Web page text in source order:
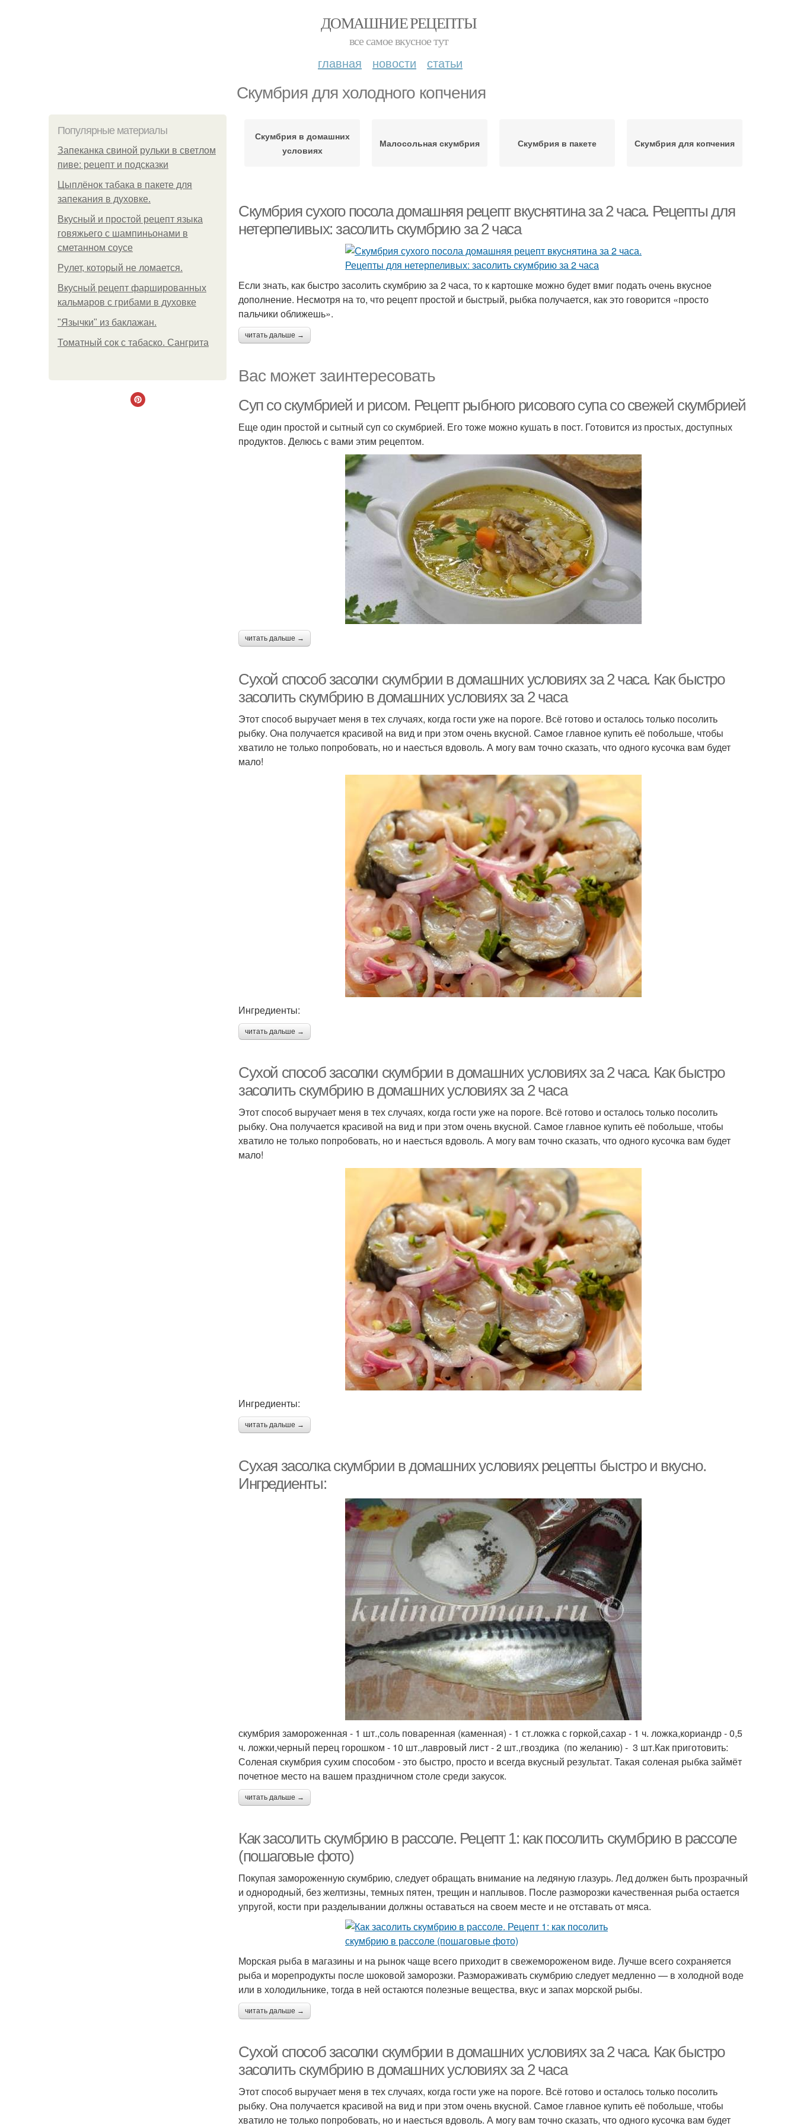
ДОМАШНИЕ РЕЦЕПТЫ
все самое вкусное тут
главная новости статьи
Скумбрия для холодного копчения
Популярные материалы
Запеканка свиной рульки в светлом
пиве: рецепт и подсказки
Цыплёнок табака в пакете для
запекания в духовке.
Вкусный и простой рецепт языка
говяжьего с шампиньонами в
сметанном соусе
Рулет, который не ломается.
Вкусный рецепт фаршированных
кальмаров с грибами в духовке
"Язычки" из баклажан.
Томатный сок с табаско. Сангрита
Скумбрия в домашних
условиях
Малосольная скумбрия Скумбрия в пакете Скумбрия для копчения
Скумбрия сухого посола домашняя рецепт вкуснятина за 2 часа. Рецепты для
нетерпеливых: засолить скумбрию за 2 часа
Если знать, как быстро засолить скумбрию за 2 часа, то к картошке можно будет вмиг подать очень вкусное
дополнение. Несмотря на то, что рецепт простой и быстрый, рыбка получается, как это говорится «просто
пальчики оближешь».
читать дальше →
Вас может заинтересовать
Суп со скумбрией и рисом. Рецепт рыбного рисового супа со свежей скумбрией
Еще один простой и сытный суп со скумбрией. Его тоже можно кушать в пост. Готовится из простых, доступных
продуктов. Делюсь с вами этим рецептом.
читать дальше →
Сухой способ засолки скумбрии в домашних условиях за 2 часа. Как быстро
засолить скумбрию в домашних условиях за 2 часа
Этот способ выручает меня в тех случаях, когда гости уже на пороге. Всё готово и осталось только посолить
рыбку. Она получается красивой на вид и при этом очень вкусной. Самое главное купить её побольше, чтобы
хватило не только попробовать, но и наесться вдоволь. А могу вам точно сказать, что одного кусочка вам будет
мало!
Ингредиенты:
читать дальше →
Сухой способ засолки скумбрии в домашних условиях за 2 часа. Как быстро
засолить скумбрию в домашних условиях за 2 часа
Этот способ выручает меня в тех случаях, когда гости уже на пороге. Всё готово и осталось только посолить
рыбку. Она получается красивой на вид и при этом очень вкусной. Самое главное купить её побольше, чтобы
хватило не только попробовать, но и наесться вдоволь. А могу вам точно сказать, что одного кусочка вам будет
мало!
Ингредиенты:
читать дальше →
Сухая засолка скумбрии в домашних условиях рецепты быстро и вкусно.
Ингредиенты:
скумбрия замороженная - 1 шт.,соль поваренная (каменная) - 1 ст.ложка с горкой,сахар - 1 ч. ложка,кориандр - 0,5
ч. ложки,черный перец горошком - 10 шт.,лавровый лист - 2 шт.,гвоздика (по желанию) - 3 шт.Как приготовить:
Соленая скумбрия сухим способом - это быстро, просто и всегда вкусный результат. Такая соленая рыбка займёт
почетное место на вашем праздничном столе среди закусок.
читать дальше →
Как засолить скумбрию в рассоле. Рецепт 1: как посолить скумбрию в рассоле
(пошаговые фото)
Покупая замороженную скумбрию, следует обращать внимание на ледяную глазурь. Лед должен быть прозрачный
и однородный, без желтизны, темных пятен, трещин и наплывов. После разморозки качественная рыба остается
упругой, кости при разделывании должны оставаться на своем месте и не отставать от мяса.
Морская рыба в магазины и на рынок чаще всего приходит в свежемороженом виде. Лучше всего сохраняется
рыба и морепродукты после шоковой заморозки. Размораживать скумбрию следует медленно — в холодной воде
или в холодильнике, тогда в ней остаются полезные вещества, вкус и запах морской рыбы.
читать дальше →
Сухой способ засолки скумбрии в домашних условиях за 2 часа. Как быстро
засолить скумбрию в домашних условиях за 2 часа
Этот способ выручает меня в тех случаях, когда гости уже на пороге. Всё готово и осталось только посолить
рыбку. Она получается красивой на вид и при этом очень вкусной. Самое главное купить её побольше, чтобы
хватило не только попробовать, но и наесться вдоволь. А могу вам точно сказать, что одного кусочка вам будет